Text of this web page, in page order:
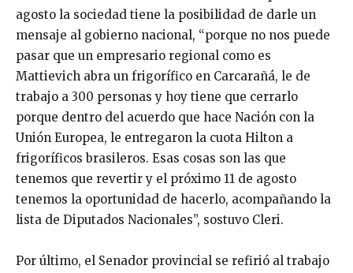
agosto la sociedad tiene la posibilidad de darle un
mensaje al gobierno nacional, “porque no nos puede
pasar que un empresario regional como es
Mattievich abra un frigorífico en Carcarañá, le de
trabajo a 300 personas y hoy tiene que cerrarlo
porque dentro del acuerdo que hace Nación con la
Unión Europea, le entregaron la cuota Hilton a
frigoríficos brasileros. Esas cosas son las que
tenemos que revertir y el próximo 11 de agosto
tenemos la oportunidad de hacerlo, acompañando la
lista de Diputados Nacionales”, sostuvo Cleri.
Por último, el Senador provincial se refirió al trabajo